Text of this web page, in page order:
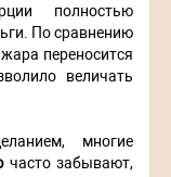
полностью
По сравнению
переносится
величать
многие
часто забывают,